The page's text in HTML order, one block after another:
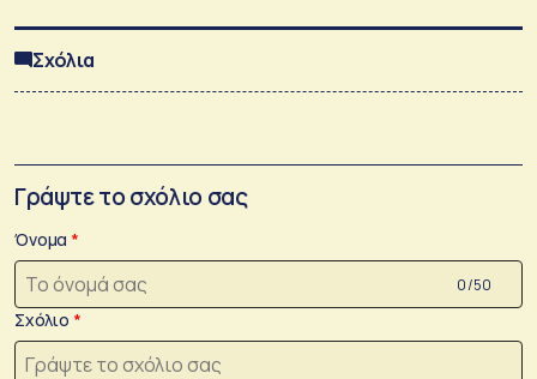
Σχόλια
Γράψτε το σχόλιο σας
Όνομα
0 /50
Σχόλιο